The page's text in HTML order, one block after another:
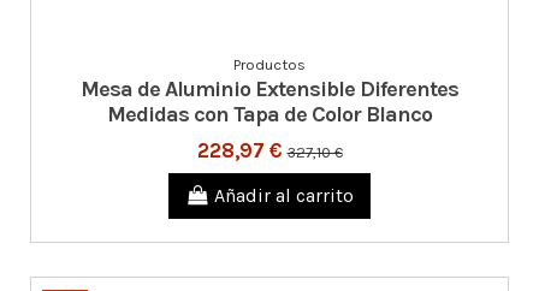
Productos
Mesa de Aluminio Extensible Diferentes
Medidas con Tapa de Color Blanco
228,97 €327,10 €
Añadir al carrito